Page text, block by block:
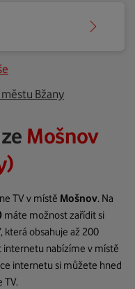
Bžany
Mošnov
TV v místě Mošnov. Na
máte možnost zařídit si
obsahuje až 200
internetu nabízíme v místě
internetu si můžete hned
TV.